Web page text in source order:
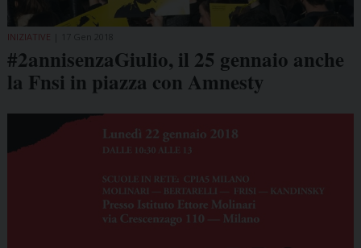
INIZIATIVE
#2annisenzaGiulio, il 25 gennaio anche
la Fnsi in piazza con Amnesty